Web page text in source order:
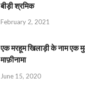
बीड़ी श्रमिक
February 2, 2021
एक मरहूम खिलाड़ी के नाम एक
माफ़ीनामा
June 15, 2020